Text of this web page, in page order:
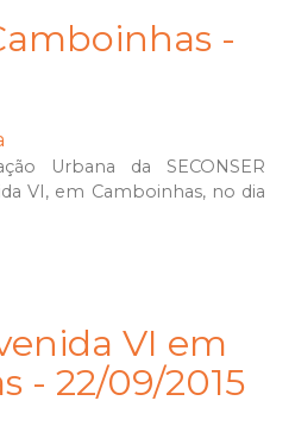
-
Urbana da SECONSER
VI, em Camboinhas, no dia
VI em
- 22/09/2015